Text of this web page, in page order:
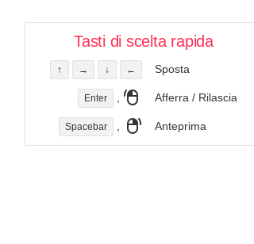
Tasti di scelta rapida
↑ → ↓ ← Sposta
Enter Afferra / Rilascia
Spacebar Anteprima